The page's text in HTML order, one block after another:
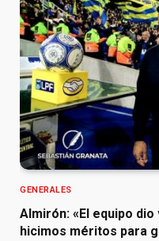
GENERALES
Almirón: «El equipo
hicimos méritos para